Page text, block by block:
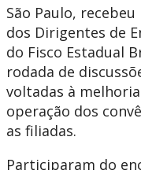
São Paulo,
dos Dirigentes de
do Fisco Estadual
rodada de
voltadas à
operação dos
as filiadas.
Participaram do